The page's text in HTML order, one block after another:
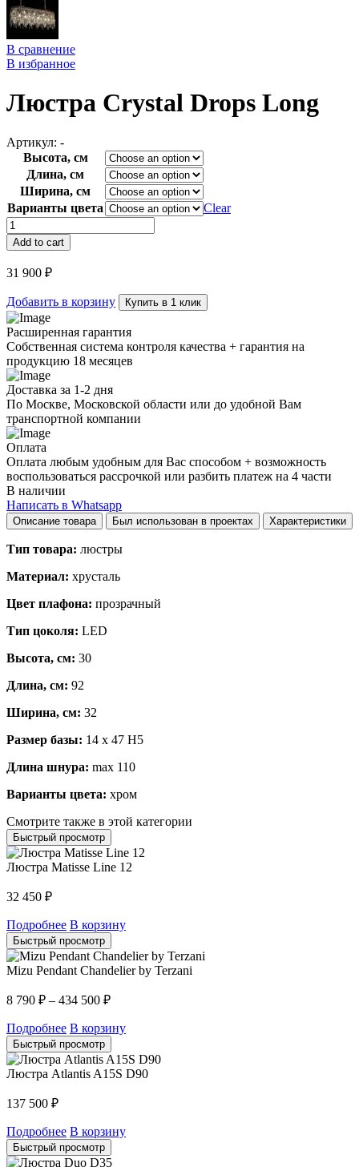
В сравнение
В избранное
Люстра Crystal Drops Long
Артикул: -
Высота, см
Длина, см
Ширина, см
Варианты цвета
Clear
Люстра
Crystal
Drops
Long
quantity
Add to cart
31 900 ₽
Добавить в корзину Купить в 1 клик
Расширенная гарантия
Собственная система контроля качества + гарантия на
продукцию 18 месяцев
Доставка за 1-2 дня
По Москве, Московской области или до удобной Вам
транспортной компании
Оплата
Оплата любым удобным для Вас способом + возможность
воспользоваться рассрочкой или разбить платеж на 4 части
В наличии
Написать в Whatsapp
Описание товара Был использован в проектах Характеристики
Тип товара: люстры
Материал: хрусталь
Цвет плафона: прозрачный
Тип цоколя: LED
Высота, см: 30
Длина, см: 92
Ширина, см: 32
Размер базы: 14 x 47 H5
Длина шнура: max 110
Варианты цвета: хром
Смотрите также в этой категории
Быстрый просмотр
Люстра Matisse Line 12
32 450 ₽
Подробнее В корзину
Быстрый просмотр
Mizu Pendant Chandelier by Terzani
8 790 ₽ – 434 500 ₽
Подробнее В корзину
Быстрый просмотр
Люстра Atlantis A15S D90
137 500 ₽
Подробнее В корзину
Быстрый просмотр